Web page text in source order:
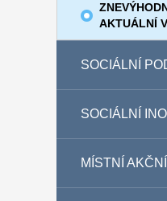
AKTUÁLNÍ
SOCIÁLNÍ
SOCIÁLNÍ
MÍSTNÍ